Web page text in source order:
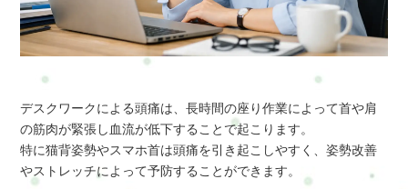
デスクワークによる頭痛は、長時間の座り作業によって首や肩
の筋肉が緊張し血流が低下することで起こります。
特に猫背姿勢やスマホ首は頭痛を引き起こしやすく、姿勢改善
やストレッチによって予防することができます。